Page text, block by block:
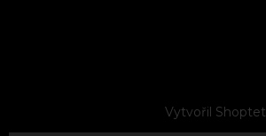
Vytvořil Shoptet